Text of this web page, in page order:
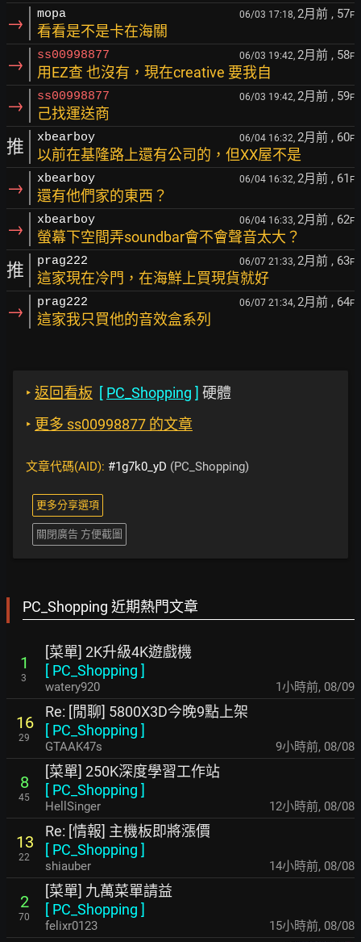
→ mopa 06/03 17:18, 2月前 , 57F
看看是不是卡在海關
→ ss00998877 06/03 19:42, 2月前 , 58F
用EZ查 也沒有，現在creative 要我自
→ ss00998877 06/03 19:42, 2月前 , 59F
己找運送商
推 xbearboy 06/04 16:32, 2月前 , 60F
以前在基隆路上還有公司的，但XX屋不是
→ xbearboy 06/04 16:32, 2月前 , 61 F
還有他們家的東西？
→ xbearboy 06/04 16:33, 2月前 , 62F
螢幕下空間弄soundbar會不會聲音太大？
推 prag222 06/07 21:33, 2月前 , 63F
這家現在冷門，在海鮮上買現貨就好
→ prag222 06/07 21:34, 2月前 , 64F
這家我只買他的音效盒系列
‣ 返回看板 [ PC_Shopping ] 硬體
‣ 更多 ss00998877 的文章
文章代碼(AID): #1g7k0_yD (PC_Shopping)
更多分享選項
關閉廣告 方便截圖
PC_Shopping 近期熱門文章
1
3
[菜單] 2K升級4K遊戲機
[ PC_Shopping ]
watery920 1小時前, 08/09
16
29
Re: [閒聊] 5800X3D今晚9點上架
[ PC_Shopping ]
GTAAK47s 9小時前, 08/08
8
45
[菜單] 250K深度學習工作站
[ PC_Shopping ]
HellSinger 12小時前, 08/08
13
22
Re: [情報] 主機板即將漲價
[ PC_Shopping ]
shiauber 14小時前, 08/08
2
70
[菜單] 九萬菜單請益
[ PC_Shopping ]
felixr0123 15小時前, 08/08